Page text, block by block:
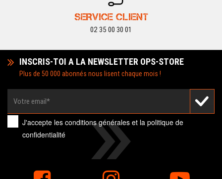
SERVICE CLIENT
02 35 00 30 01
INSCRIS-TOI A LA NEWSLETTER OPS-STORE
Plus de 50 000 abonnés nous lisent chaque mois !
J'accepte lesconditions générales et lapolitique de
confidentialité